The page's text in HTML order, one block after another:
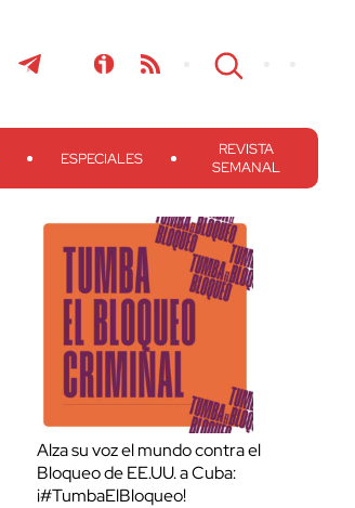
ESPECIALES
REVISTA
SEMANAL
Alza su voz el mundo contra el
Bloqueo de EE.UU. a Cuba:
¡#TumbaElBloqueo!